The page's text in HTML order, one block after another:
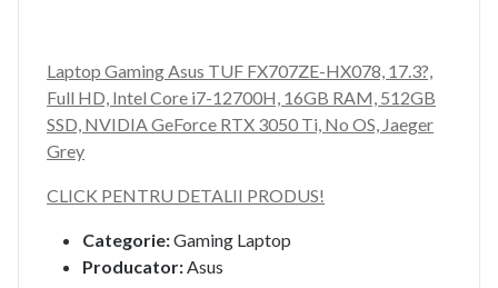
Laptop Gaming Asus TUF FX707ZE-HX078, 17.3?,
Full HD, Intel Core i7-12700H, 16GB RAM, 512GB
SSD, NVIDIA GeForce RTX 3050 Ti, No OS, Jaeger
Grey
CLICK PENTRU DETALII PRODUS!
Categorie:Gaming Laptop
Producator:Asus